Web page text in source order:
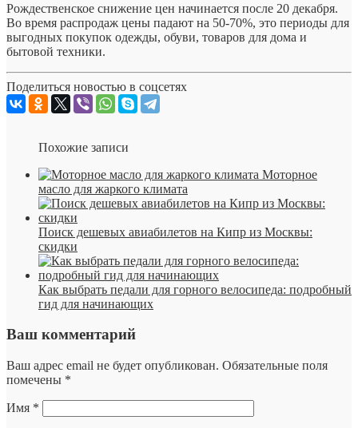
Рождественское снижение цен начинается после 20 декабря.
Во время распродаж цены падают на 50-70%, это периоды для
выгодных покупок одежды, обуви, товаров для дома и
бытовой техники.
Поделиться новостью в соцсетях
Похожие записи
Моторное
масло для жаркого климата
Поиск дешевых авиабилетов на Кипр из Москвы:
скидки
Как выбрать педали для горного велосипеда: подробный
гид для начинающих
Ваш комментарий
Ваш адрес email не будет опубликован. Обязательные поля
помечены *
Имя *